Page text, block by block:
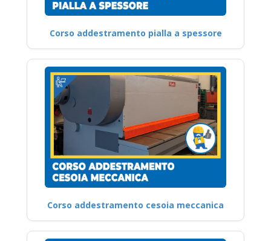
Corso addestramento pialla a spessore
Corso addestramento cesoia meccanica